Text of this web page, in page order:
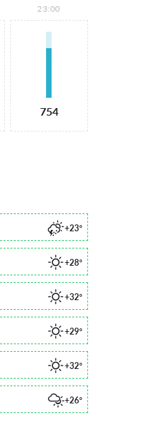
23:00
754
+23°
+28°
+32°
+29°
+32°
+26°